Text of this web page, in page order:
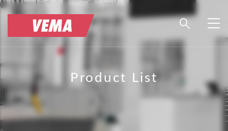
跳
到
要
内
Product List